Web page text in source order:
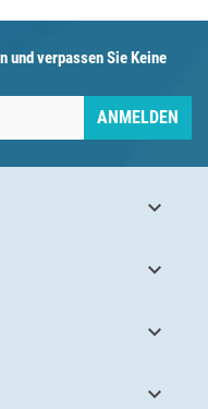
und verpassen Sie Keine
ANMELDEN



